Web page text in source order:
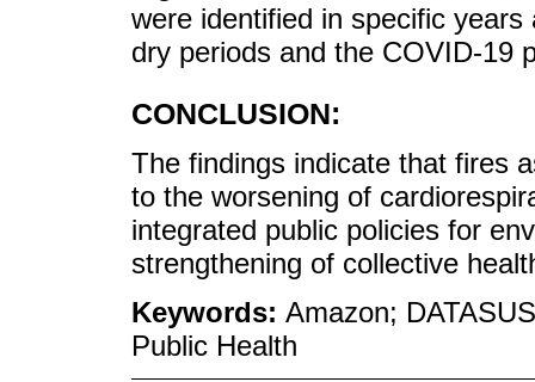
were identified in specific
dry periods and the COVID-19
CONCLUSION:
The findings indicate that fires
to the worsening of
integrated public policies for
strengthening of collective
Keywords: Amazon;
Public Health